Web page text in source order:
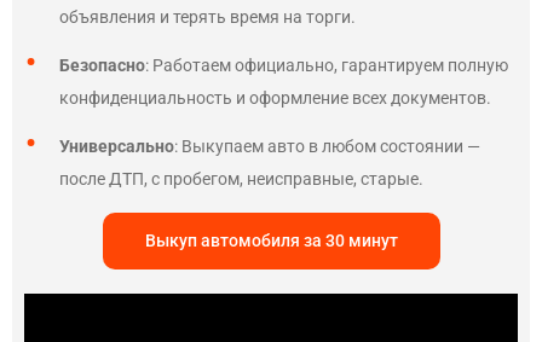
объявления и терять время на торги.
Безопасно: Работаем официально, гарантируем полную
конфиденциальность и оформление всех документов.
Универсально: Выкупаем авто в любом состоянии —
после ДТП, с пробегом, неисправные, старые.
Выкуп автомобиля за 30 минут